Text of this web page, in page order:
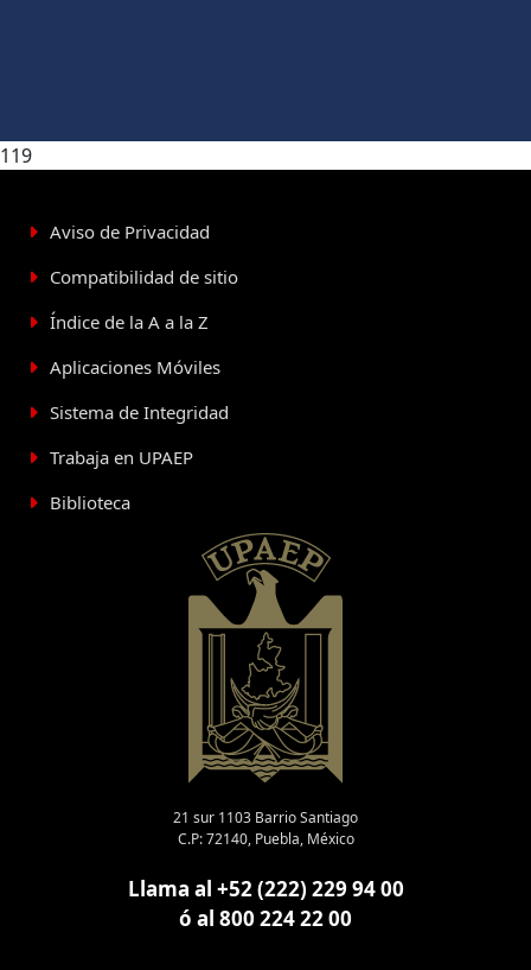
119
Aviso de Privacidad
Compatibilidad de sitio
Índice de la A a la Z
Aplicaciones Móviles
Sistema de Integridad
Trabaja en UPAEP
Biblioteca
21 sur 1103 Barrio Santiago
C.P: 72140, Puebla, México
Llama al +52 (222) 229 94 00
ó al 800 224 22 00